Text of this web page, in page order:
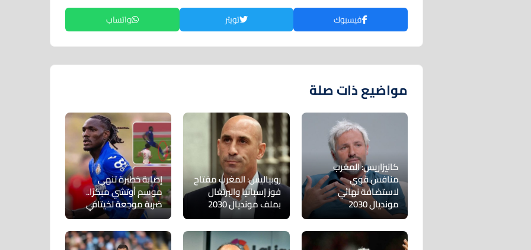
فيسبوك تويتر واتساب
مواضيع ذات صلة
كانيزاريس: المغرب
منافس قوي
لاستضافة نهائي
مونديال 2030
روبياليس: المغرب مفتاح
فوز إسبانيا والبرتغال
بملف مونديال 2030
إصابة خطيرة تنهي
موسم أوتشي مبكرًا..
ضربة موجعة لخيتافي